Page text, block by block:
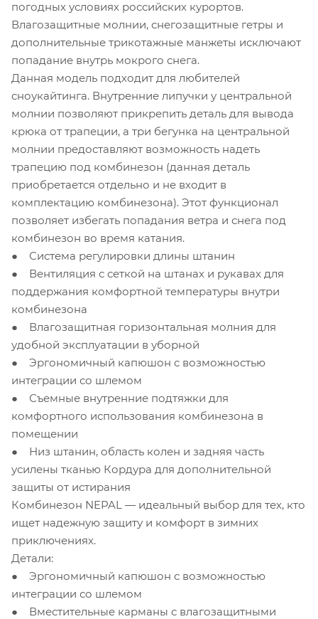
погодных условиях российских курортов.
Влагозащитные молнии, снегозащитные гетры и
дополнительные трикотажные манжеты исключают
попадание внутрь мокрого снега.
Данная модель подходит для любителей
сноукайтинга. Внутренние липучки у центральной
молнии позволяют прикрепить деталь для вывода
крюка от трапеции, а три бегунка на центральной
молнии предоставляют возможность надеть
трапецию под комбинезон (данная деталь
приобретается отдельно и не входит в
комплектацию комбинезона). Этот функционал
позволяет избегать попадания ветра и снега под
комбинезон во время катания.
● Система регулировки длины штанин
● Вентиляция с сеткой на штанах и рукавах для
поддержания комфортной температуры внутри
комбинезона
● Влагозащитная горизонтальная молния для
удобной эксплуатации в уборной
● Эргономичный капюшон с возможностью
интеграции со шлемом
● Съемные внутренние подтяжки для
комфортного использования комбинезона в
помещении
● Низ штанин, область колен и задняя часть
усилены тканью Кордура для дополнительной
защиты от истирания
Комбинезон NEPAL — идеальный выбор для тех, кто
ищет надежную защиту и комфорт в зимних
приключениях.
Детали:
● Эргономичный капюшон с возможностью
интеграции со шлемом
● Вместительные карманы с влагозащитными